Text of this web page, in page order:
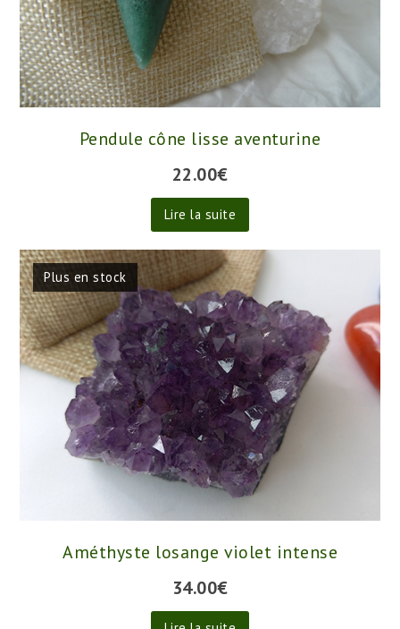
Pendule cône lisse aventurine
22.00€
Lire la suite
Plus en stock
Améthyste losange violet intense
34.00€